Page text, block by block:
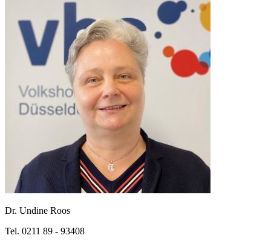
Dr. Undine Roos
Tel. 0211 89 - 93408